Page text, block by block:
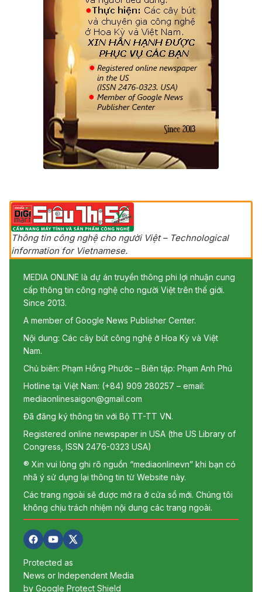
Thông tin công nghệ cho người Việt – Technological
information for Vietnamese.
MEDIA ONLINE là dự án truyền thông phi lợi nhuận cung
cấp thông tin công nghệ cho người Việt trên thế giới.
Since 2013.
A member of Google News Publisher Center.
Nội dung: Các cây bút công nghệ ở Hoa Kỳ và Việt
Nam.
Chủ biên: Phạm Hồng Phước – Biên tập: Phạm Anh Phú
Hotline tại Việt Nam: (+84) 909 280257 – email:
mediaonlinesaigon@gmail.com
Đã đăng ký thông tin với Bộ TT-TT VN.
Registered online newspaper in USA (the US Library of
Congress, ISSN 2476-0323 USA)
® Xin vui lòng ghi rõ nguồn “mediaonlinevn” khi bạn có
nhã ý sử dụng lại thông tin từ Website này.
Các trang ngoài sẽ được mở ra ở cửa sổ mới. Chúng tôi
không chịu trách nhiệm nội dung các trang ngoài.
Protected as
News or Independent Media
by Google Protect Shield